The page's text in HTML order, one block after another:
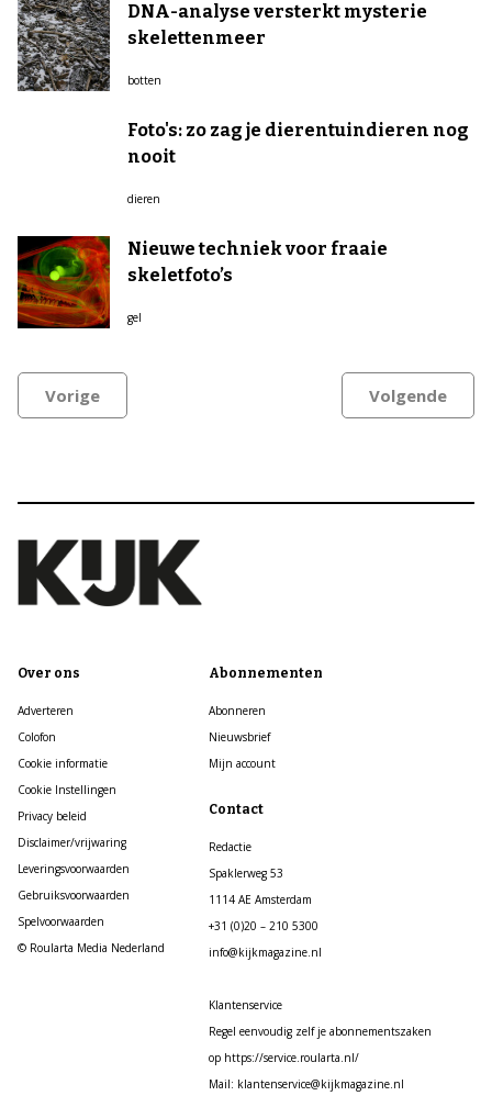
DNA-analyse versterkt mysterie
skelettenmeer
botten
Foto's: zo zag je dierentuindieren nog
nooit
dieren
Nieuwe techniek voor fraaie
skeletfoto’s
gel
Vorige Volgende
Over ons
Adverteren
Colofon
Cookie informatie
Cookie Instellingen
Privacy beleid
Disclaimer/vrijwaring
Leveringsvoorwaarden
Gebruiksvoorwaarden
Spelvoorwaarden
© Roularta Media Nederland
Abonnementen
Abonneren
Nieuwsbrief
Mijn account
Contact
Redactie
Spaklerweg 53
1114 AE Amsterdam
+31 (0)20 – 210 5300
info@kijkmagazine.nl
Klantenservice
Regel eenvoudig zelf je abonnementszaken
op https://service.roularta.nl/
Mail: klantenservice@kijkmagazine.nl